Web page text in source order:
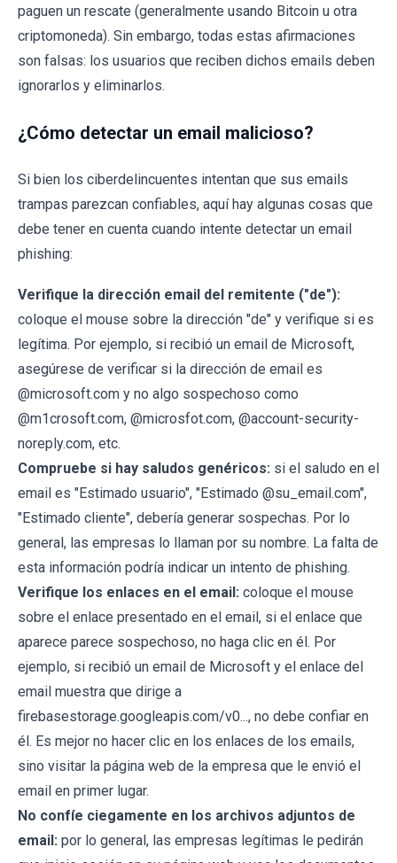
paguen un rescate (generalmente usando Bitcoin u otra
criptomoneda). Sin embargo, todas estas afirmaciones
son falsas: los usuarios que reciben dichos emails deben
ignorarlos y eliminarlos.
¿Cómo detectar un email malicioso?
Si bien los ciberdelincuentes intentan que sus emails
trampas parezcan confiables, aquí hay algunas cosas que
debe tener en cuenta cuando intente detectar un email
phishing:
Verifique la dirección email del remitente ("de"):
coloque el mouse sobre la dirección "de" y verifique si es
legítima. Por ejemplo, si recibió un email de Microsoft,
asegúrese de verificar si la dirección de email es
@microsoft.com y no algo sospechoso como
@m1crosoft.com, @microsfot.com, @account-security-
noreply.com, etc.
Compruebe si hay saludos genéricos: si el saludo en el
email es "Estimado usuario", "Estimado @su_email.com",
"Estimado cliente", debería generar sospechas. Por lo
general, las empresas lo llaman por su nombre. La falta de
esta información podría indicar un intento de phishing.
Verifique los enlaces en el email: coloque el mouse
sobre el enlace presentado en el email, si el enlace que
aparece parece sospechoso, no haga clic en él. Por
ejemplo, si recibió un email de Microsoft y el enlace del
email muestra que dirige a
firebasestorage.googleapis.com/v0..., no debe confiar en
él. Es mejor no hacer clic en los enlaces de los emails,
sino visitar la página web de la empresa que le envió el
email en primer lugar.
No confíe ciegamente en los archivos adjuntos de
email: por lo general, las empresas legítimas le pedirán